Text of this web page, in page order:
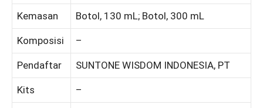
Kemasan Botol, 130 mL; Botol, 300 mL
Komposisi –
Pendaftar SUNTONE WISDOM INDONESIA, PT
Kits –